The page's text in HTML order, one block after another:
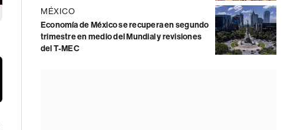
MÉXICO
Economía de México se recupera en segundo
trimestre en medio del Mundial y revisiones
del T-MEC